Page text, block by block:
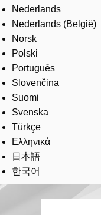
Nederlands
Nederlands (België)
Norsk
Polski
Português
Slovenčina
Suomi
Svenska
Türkçe
Ελληνικά
日本語
한국어